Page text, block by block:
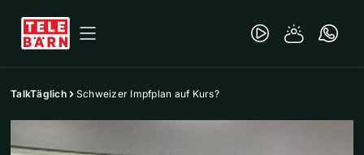
TalkTäglich Schweizer Impfplan auf Kurs?